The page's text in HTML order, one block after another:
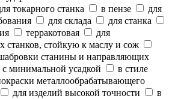
токарного станка в пензе
для
для склада
для станка
терракотовая
для
станков, стойкую к маслу и сож
станины и направляющих
с минимальной усадкой
в стиле
металлообрабатывающего
для изделий высокой точности
в